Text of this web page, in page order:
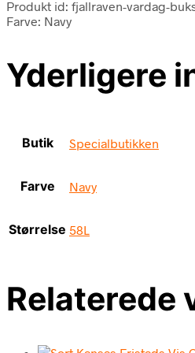
Produkt id: fjallraven-vardag-
Farve: Navy
Yderligere
Butik Specialbutikken
Farve Navy
Størrelse 58L
Relaterede